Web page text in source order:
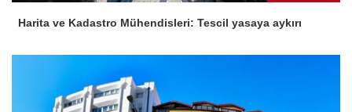
Harita ve Kadastro Mühendisleri: Tescil yasaya aykırı